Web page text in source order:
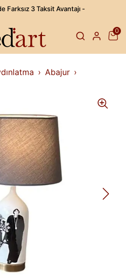
Farksız 3 Taksit Avantajı -
0
Abajur